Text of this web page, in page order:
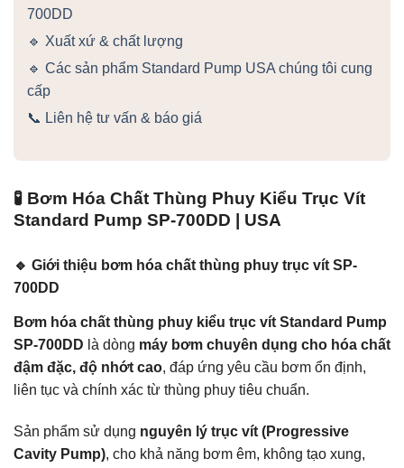
700DD
🔹 Xuất xứ & chất lượng
🔹 Các sản phẩm Standard Pump USA chúng tôi cung
cấp
📞 Liên hệ tư vấn & báo giá
🧪 Bơm Hóa Chất Thùng Phuy Kiểu Trục Vít
Standard Pump SP-700DD | USA
🔹 Giới thiệu bơm hóa chất thùng phuy trục vít SP-
700DD
Bơm hóa chất thùng phuy kiểu trục vít Standard Pump
SP-700DD là dòng máy bơm chuyên dụng cho hóa chất
đậm đặc, độ nhớt cao, đáp ứng yêu cầu bơm ổn định,
liên tục và chính xác từ thùng phuy tiêu chuẩn.
Sản phẩm sử dụng nguyên lý trục vít (Progressive
Cavity Pump), cho khả năng bơm êm, không tạo xung,